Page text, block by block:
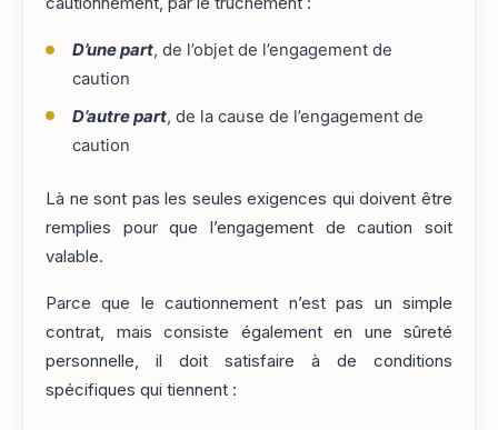
D’une part, de l’objet de l’engagement de
caution
D’autre part, de la cause de l’engagement de
caution
Là ne sont pas les seules exigences qui doivent être
remplies pour que l’engagement de caution soit
valable.
Parce que le cautionnement n’est pas un simple
contrat, mais consiste également en une sûreté
personnelle, il doit satisfaire à de conditions
spécifiques qui tiennent :